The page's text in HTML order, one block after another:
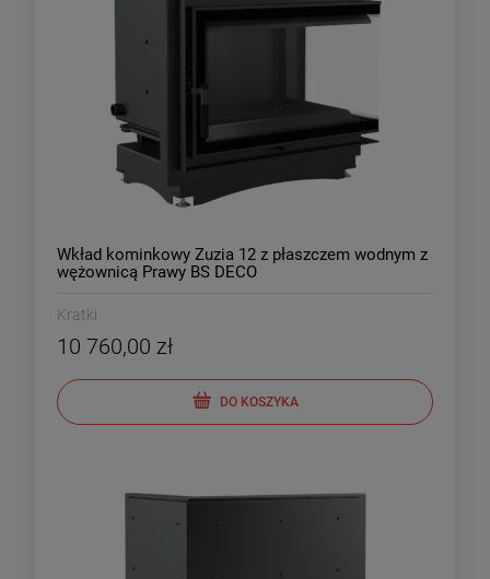
Wkład kominkowy Zuzia 12 z płaszczem wodnym z
wężownicą Prawy BS DECO
Kratki
10 760,00 zł
DO KOSZYKA